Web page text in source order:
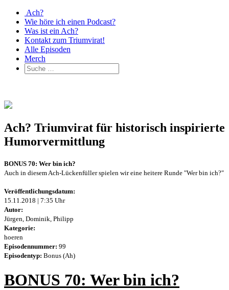
Ach?
Wie höre ich einen Podcast?
Was ist ein Ach?
Kontakt zum Triumvirat!
Alle Episoden
Merch
Ach? Triumvirat für historisch inspirierte
Humorvermittlung
BONUS 70: Wer bin ich?
Auch in diesem Ach-Lückenfüller spielen wir eine heitere Runde "Wer bin ich?"
Veröffentlichungsdatum:
15.11.2018 | 7:35 Uhr
Autor:
Jürgen, Dominik, Philipp
Kategorie:
hoeren
Episodennummer: 99
Episodentyp: Bonus (Ah)
BONUS 70: Wer bin ich?